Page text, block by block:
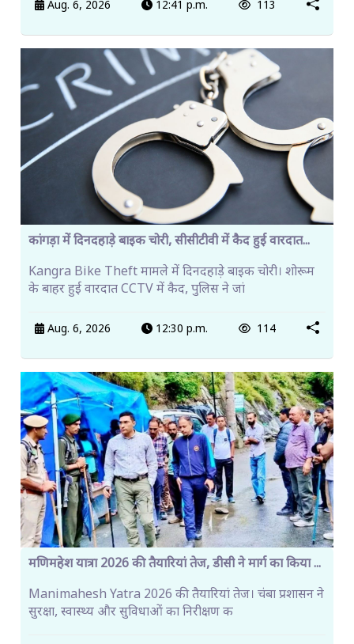
Aug. 6, 2026 12:41 p.m. 113
कांगड़ा में दिनदहाड़े बाइक चोरी, सीसीटीवी में कैद हुई वारदात...
Kangra Bike Theft मामले में दिनदहाड़े बाइक चोरी। शोरूम
के बाहर हुई वारदात CCTV में कैद, पुलिस ने जां
Aug. 6, 2026 12:30 p.m. 114
मणिमहेश यात्रा 2026 की तैयारियां तेज, डीसी ने मार्ग का किया ...
Manimahesh Yatra 2026 की तैयारियां तेज। चंबा प्रशासन ने
सुरक्षा, स्वास्थ्य और सुविधाओं का निरीक्षण क